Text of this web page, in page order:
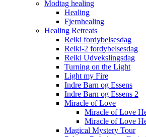
Modtag healing
Healing
Fjernhealing
Healing Retreats
Reiki fordybelsesdag
Reiki-2 fordybelsesdag
Reiki Udvekslingsdag
Turning on the Light
Light my Fire
Indre Barn og Essens
Indre Barn og Essens 2
Miracle of Love
Miracle of Love
Miracle of Love
Magical Mystery Tour